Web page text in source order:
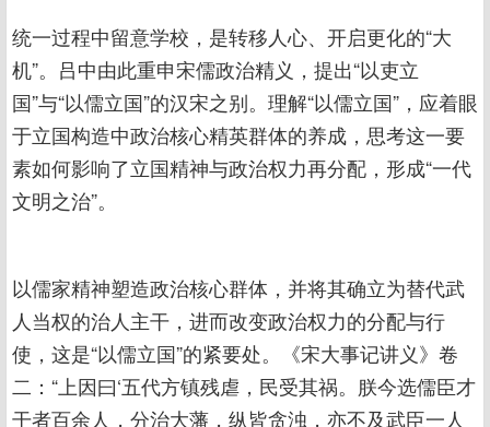
统一过程中留意学校，是转移人心、开启更化的“大
机”。吕中由此重申宋儒政治精义，提出“以吏立
国”与“以儒立国”的汉宋之别。理解“以儒立国”，应着眼
于立国构造中政治核心精英群体的养成，思考这一要
素如何影响了立国精神与政治权力再分配，形成“一代
文明之治”。
以儒家精神塑造政治核心群体，并将其确立为替代武
人当权的治人主干，进而改变政治权力的分配与行
使，这是“以儒立国”的紧要处。《宋大事记讲义》卷
二：“上因曰‘五代方镇残虐，民受其祸。朕今选儒臣才
干者百余人，分治大藩，纵皆贪浊，亦不及武臣一人